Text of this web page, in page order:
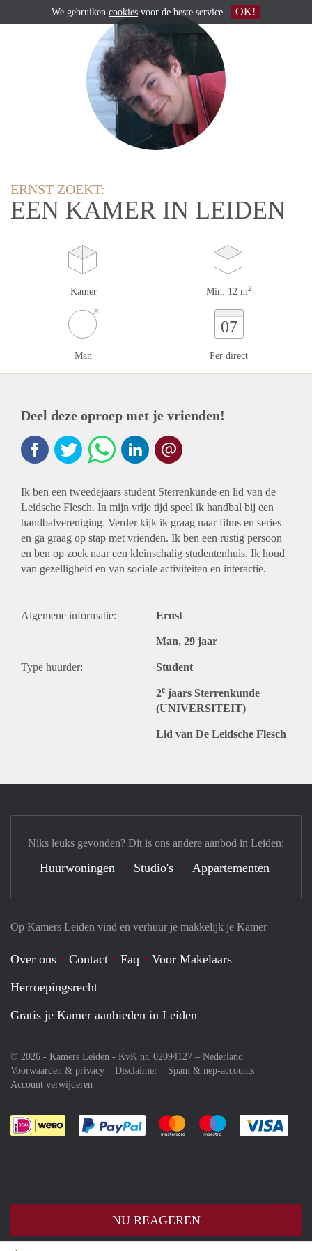
ERNST ZOEKT:
EEN KAMER IN LEIDEN
Kamer Min. 12 m2
Man
07
Per direct
Deel deze oproep met je vrienden!
Ik ben een tweedejaars student Sterrenkunde en lid van de
Leidsche Flesch. In mijn vrije tijd speel ik handbal bij een
handbalvereniging. Verder kijk ik graag naar films en series
en ga graag op stap met vrienden. Ik ben een rustig persoon
en ben op zoek naar een kleinschalig studentenhuis. Ik houd
van gezelligheid en van sociale activiteiten en interactie.
Algemene informatie: Ernst
Man, 29 jaar
Type huurder: Student
2e jaars Sterrenkunde
(UNIVERSITEIT)
Lid van De Leidsche Flesch
NU REAGEREN
Op Kamers Leiden vind en verhuur je makkelijk je Kamer
Over ons Contact Faq
Voor Makelaars
Herroepingsrecht
Gratis je Kamer aanbieden in Leiden
© 2026 - Kamers Leiden - KvK nr. 02094127 – Nederland
Voorwaarden & privacy
Disclaimer
Spam & nep-accounts
Account verwijderen
Je rekent gemakkelijk af met Paypal
Je rekent gemakkelijk af met
Je rekent
Niks leuks gevonden? Dit is ons andere aanbod in Leiden:
Huurwoningen Studio's Appartementen
We gebruiken cookies voor de beste service OK!